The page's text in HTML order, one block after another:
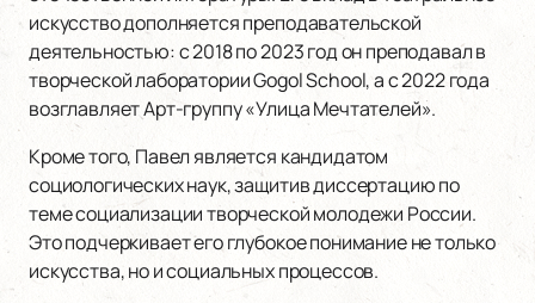
искусство дополняется преподавательской
деятельностью: с 2018 по 2023 год он преподавал в
творческой лаборатории Gogol School, а с 2022 года
возглавляет Арт-группу «Улица Мечтателей».
Кроме того, Павел является кандидатом
социологических наук, защитив диссертацию по
теме социализации творческой молодежи России.
Это подчеркивает его глубокое понимание не только
искусства, но и социальных процессов.